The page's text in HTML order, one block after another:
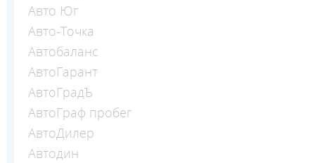
Авто Юг
Авто-Точка
Автобаланс
АвтоГарант
АвтоГрадЪ
АвтоГраф пробег
АвтоДилер
Автодин